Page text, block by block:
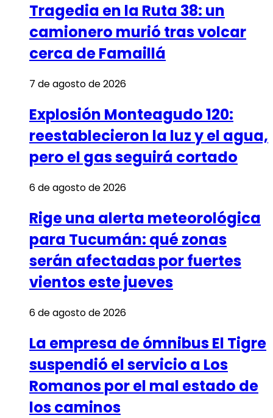
Tragedia en la Ruta 38: un
camionero murió tras volcar
cerca de Famaillá
7 de agosto de 2026
Explosión Monteagudo 120:
reestablecieron la luz y el agua,
pero el gas seguirá cortado
6 de agosto de 2026
Rige una alerta meteorológica
para Tucumán: qué zonas
serán afectadas por fuertes
vientos este jueves
6 de agosto de 2026
La empresa de ómnibus El Tigre
suspendió el servicio a Los
Romanos por el mal estado de
los caminos